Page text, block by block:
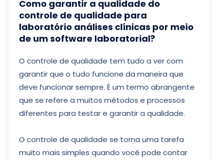
Como garantir a qualidade do
controle de qualidade para
laboratório análises clínicas por meio
de um software laboratorial?
O controle de qualidade tem tudo a ver com
garantir que o tudo funcione da maneira que
deve funcionar sempre. É um termo abrangente
que se refere a muitos métodos e processos
diferentes para testar e garantir a qualidade.
O controle de qualidade se torna uma tarefa
muito mais simples quando você pode contar